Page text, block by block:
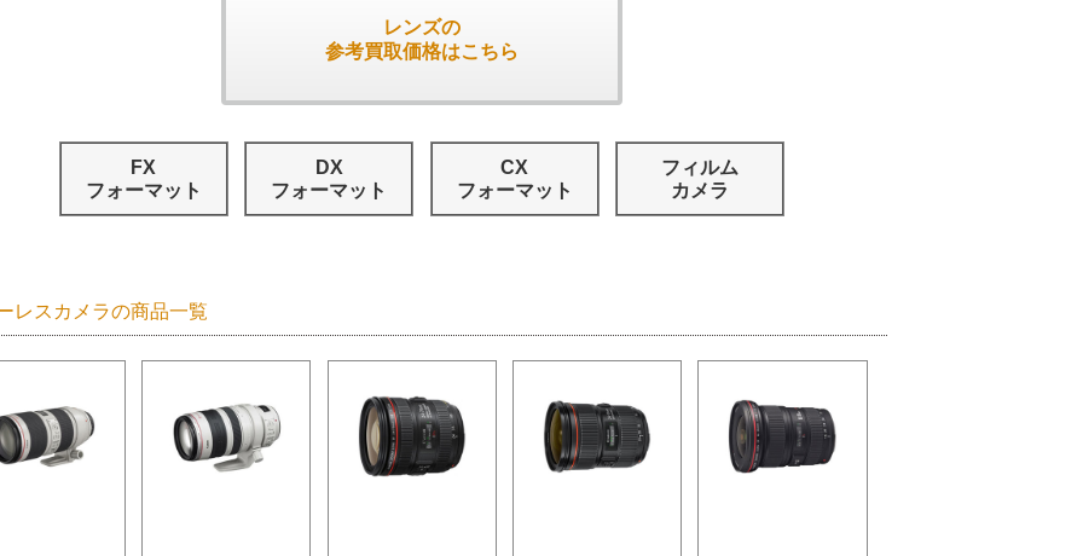
レンズの
参考買取価格はこちら
FX
フォーマット
DX
フォーマット
CX
フォーマット
フィルム
カメラ
レスカメラの商品一覧